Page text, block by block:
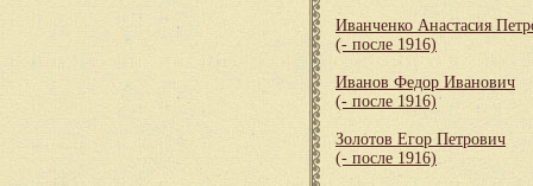
Иванченко Анастасия
(- после 1916)
Иванов Федор Иванович
(- после 1916)
Золотов Егор Петрович
(- после 1916)